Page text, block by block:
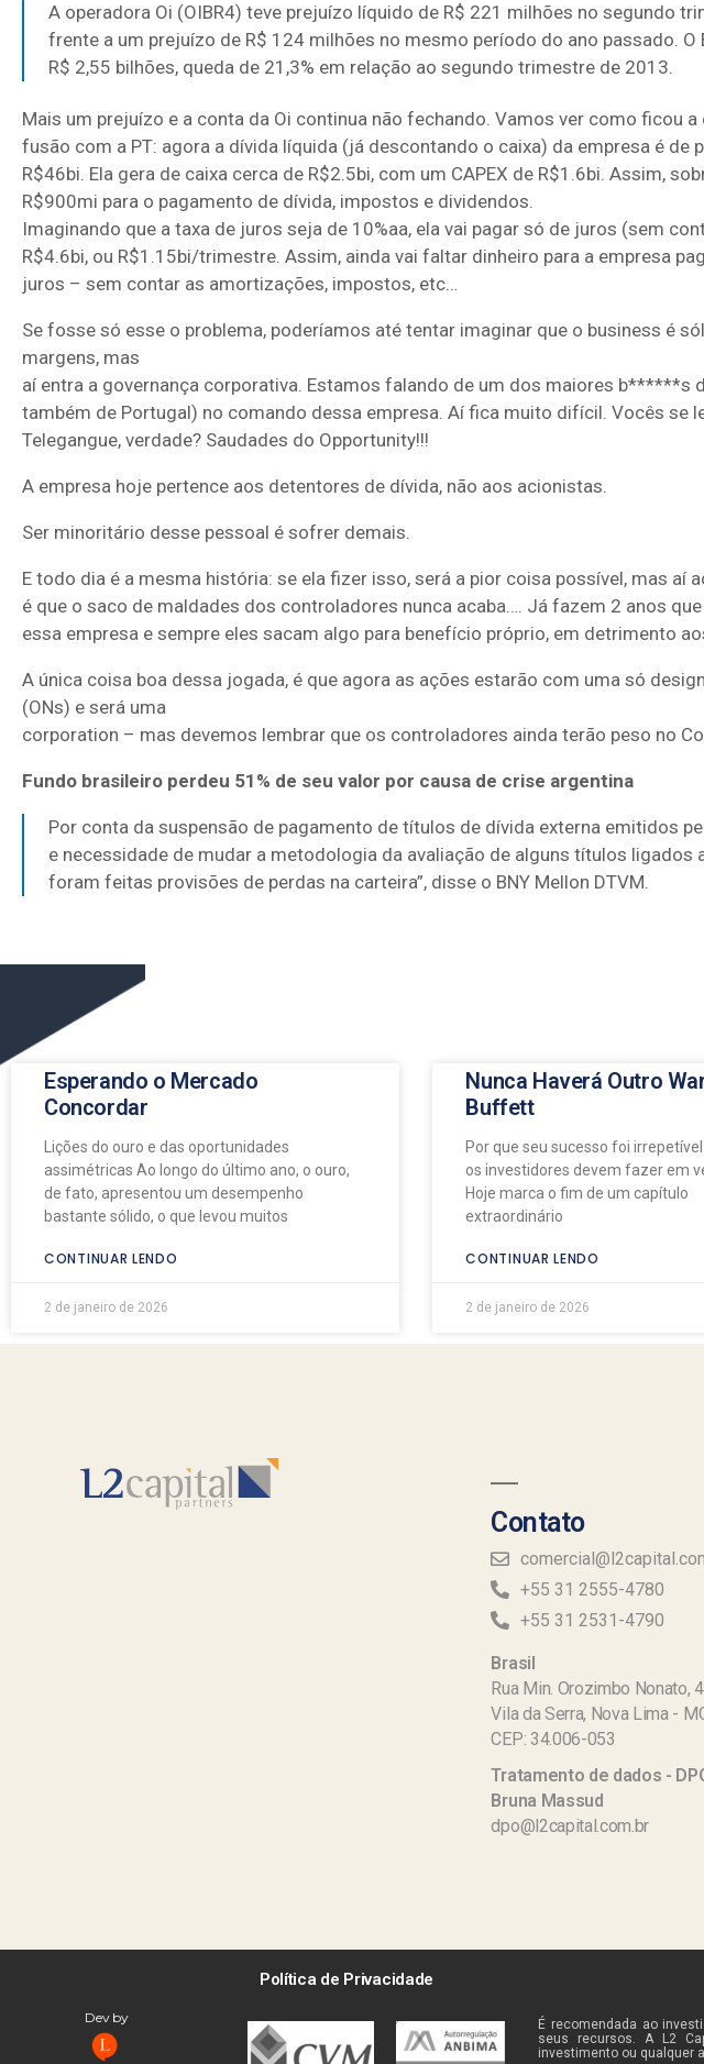
A operadora Oi (OIBR4) teve prejuízo líquido de R$ 221 milhões no segundo
frente a um prejuízo de R$ 124 milhões no mesmo período do ano passado. O
R$ 2,55 bilhões, queda de 21,3% em relação ao segundo trimestre de 2013.
Mais um prejuízo e a conta da Oi continua não fechando. Vamos ver como ficou a
fusão com a PT: agora a dívida líquida (já descontando o caixa) da empresa é de
R$46bi. Ela gera de caixa cerca de R$2.5bi, com um CAPEX de R$1.6bi. Assim,
R$900mi para o pagamento de dívida, impostos e dividendos.
Imaginando que a taxa de juros seja de 10%aa, ela vai pagar só de juros (sem
R$4.6bi, ou R$1.15bi/trimestre. Assim, ainda vai faltar dinheiro para a empresa
juros – sem contar as amortizações, impostos, etc…
Se fosse só esse o problema, poderíamos até tentar imaginar que o business é
margens, mas
aí entra a governança corporativa. Estamos falando de um dos maiores b******s
também de Portugal) no comando dessa empresa. Aí fica muito difícil. Vocês se
Telegangue, verdade? Saudades do Opportunity!!!
A empresa hoje pertence aos detentores de dívida, não aos acionistas.
Ser minoritário desse pessoal é sofrer demais.
E todo dia é a mesma história: se ela fizer isso, será a pior coisa possível, mas aí
é que o saco de maldades dos controladores nunca acaba…. Já fazem 2 anos
essa empresa e sempre eles sacam algo para benefício próprio, em detrimento
A única coisa boa dessa jogada, é que agora as ações estarão com uma só
(ONs) e será uma
corporation – mas devemos lembrar que os controladores ainda terão peso no
Fundo brasileiro perdeu 51% de seu valor por causa de crise argentina
Por conta da suspensão de pagamento de títulos de dívida externa emitidos
e necessidade de mudar a metodologia da avaliação de alguns títulos ligados
foram feitas provisões de perdas na carteira”, disse o BNY Mellon DTVM.
Esperando o Mercado
Concordar
Lições do ouro e das oportunidades
assimétricas Ao longo do último ano, o ouro,
de fato, apresentou um desempenho
bastante sólido, o que levou muitos
CONTINUAR LENDO
2 de janeiro de 2026
Nunca Haverá Outro
Buffett
Por que seu sucesso foi
os investidores devem fazer em
Hoje marca o fim de um capítulo
extraordinário
CONTINUAR LENDO
2 de janeiro de 2026
Contato
+55 31 2555-4780
+55 31 2531-4790
Brasil
Rua Min. Orozimbo Nonato,
Vila da Serra, Nova Lima -
CEP: 34.006-053
Tratamento de dados -
Bruna Massud
dpo@l2capital.com.br
Dev by
Política de Privacidade
É recomendada ao
seus recursos. A L2
investimento ou qualquer